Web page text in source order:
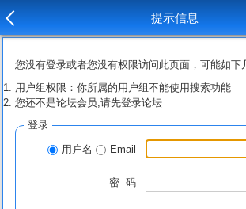
提示信息
您没有登录或者您没有权限访问此页面，可能如下
用户组权限：你所属的用户组不能使用搜索功能
您还不是论坛会员,请先登录论坛
登录
用户名 Email
密 码